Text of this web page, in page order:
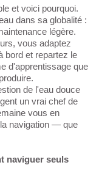
et voici pourquoi.
dans sa globalité :
légère.
vous adaptez
bord et repartez le
d'apprentissage que
de l'eau douce
un vrai chef de
vous en
navigation — que
naviguer seuls